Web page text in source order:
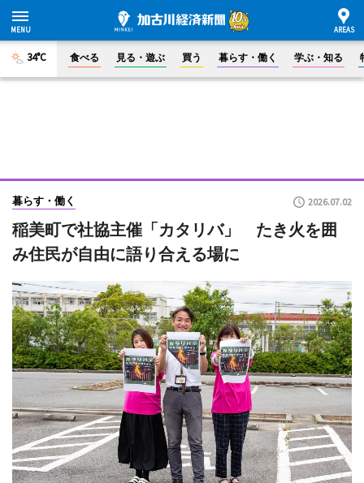
34°C 食べる 見る・遊ぶ 買う 暮らす・働く 学ぶ・知る
暮らす・働く 2026.07.02
稲美町で社協主催「カタリバ」 たき火を囲
み住民が自由に語り合える場に